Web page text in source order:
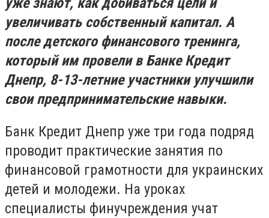
увеличивать собственный капитал. А
после детского финансового тренинга,
который им провели в Банке Кредит
Днепр, 8-13-летние участники улучшили
свои предпринимательские навыки.
Банк Кредит Днепр уже три года подряд
проводит практические занятия по
финансовой грамотности для украинских
детей и молодежи. На уроках
специалисты финучреждения учат